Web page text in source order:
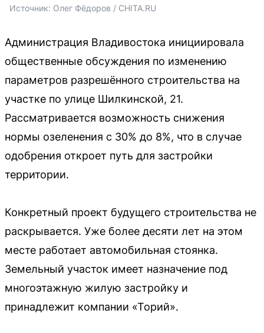
Источник: Олег Фёдоров / CHITA.RU
Администрация Владивостока инициировала
общественные обсуждения по изменению
параметров разрешённого строительства на
участке по улице Шилкинской, 21.
Рассматривается возможность снижения
нормы озеленения с 30% до 8%, что в случае
одобрения откроет путь для застройки
территории.
Конкретный проект будущего строительства не
раскрывается. Уже более десяти лет на этом
месте работает автомобильная стоянка.
Земельный участок имеет назначение под
многоэтажную жилую застройку и
принадлежит компании «Торий».